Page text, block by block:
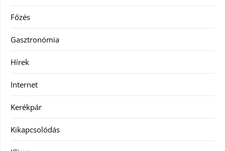
Főzés
Gasztronómia
Hírek
Internet
Kerékpár
Kikapcsolódás